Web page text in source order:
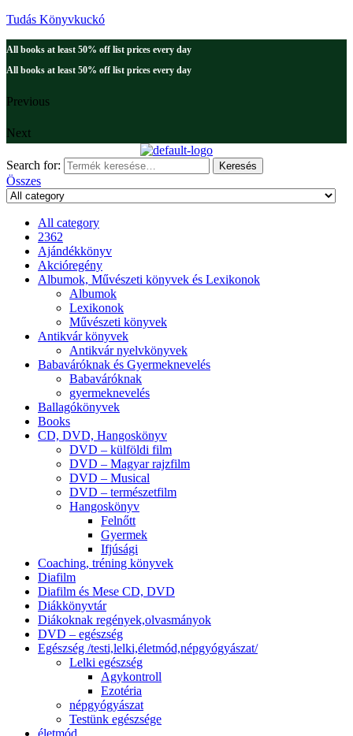
Tudás Könyvkuckó
All books at least 50% off list prices every day
All books at least 50% off list prices every day
Previous
Next
Search for: Keresés
Összes
All category
2362
Ajándékkönyv
Akcióregény
Albumok, Művészeti könyvek és Lexikonok
Albumok
Lexikonok
Művészeti könyvek
Antikvár könyvek
Antikvár nyelvkönyvek
Babaváróknak és Gyermeknevelés
Babaváróknak
gyermeknevelés
Ballagókönyvek
Books
CD, DVD, Hangoskönyv
DVD – külföldi film
DVD – Magyar rajzfilm
DVD – Musical
DVD – természetfilm
Hangoskönyv
Felnőtt
Gyermek
Ifjúsági
Coaching, tréning könyvek
Diafilm
Diafilm és Mese CD, DVD
Diákkönyvtár
Diákoknak regények,olvasmányok
DVD – egészség
Egészség /testi,lelki,életmód,népgyógyászat/
Lelki egészség
Agykontroll
Ezotéria
népgyógyászat
Testünk egészsége
életmód